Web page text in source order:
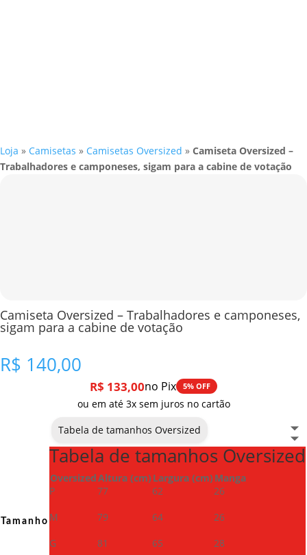
Loja » Camisetas » Camisetas Oversized » Camiseta Oversized –
Trabalhadores e camponeses, sigam para a cabine de votação
Camiseta Oversized – Trabalhadores e camponeses,
sigam para a cabine de votação
R$ 140,00
R$ 133,00no Pix 5% OFF
ou em até 3x sem juros no cartão
Tamanho
Tabela de tamanhos Oversized
Tabela de tamanhos Oversized
OversizedAltura (cm) Largura (cm) Manga
P
77 62
26
M
79 64
26
G
81 65 28